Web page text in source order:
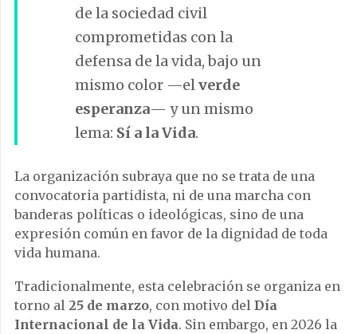
de la sociedad civil
comprometidas con la
defensa de la vida, bajo un
mismo color —elverde
esperanza— y un mismo
lema: Sí a la Vida.
La organización subraya que no se trata de una
convocatoria partidista, ni de una marcha con
banderas políticas o ideológicas, sino de una
expresión común en favor de la dignidad de toda
vida humana.
Tradicionalmente, esta celebración se organiza en
torno al 25 de marzo, con motivo del Día
Internacional de la Vida. Sin embargo, en 2026 la